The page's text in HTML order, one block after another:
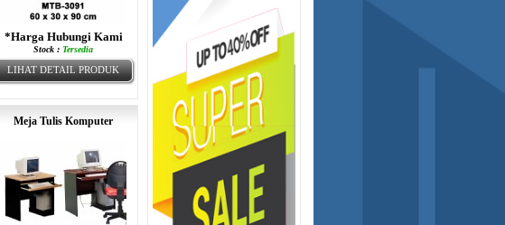
*Harga Hubungi Kami
Stock : Tersedia
LIHAT DETAIL PRODUK
Meja Tulis Komputer